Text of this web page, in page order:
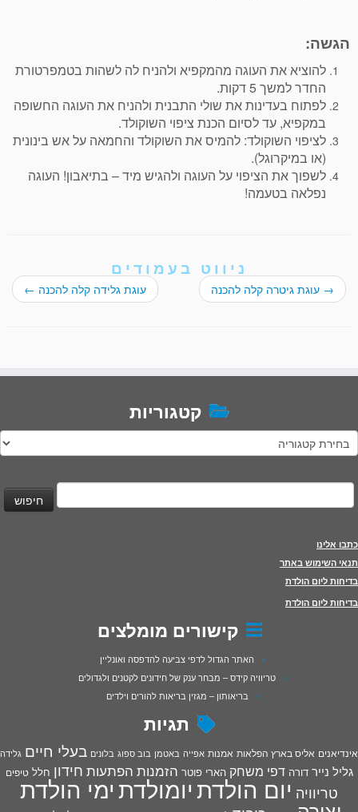
הגשה:
להוציא את העוגה מהמקפיא ולהניח לה לשהות בטמפרטורת
החדר למשך 5 דקות.
לפתוח בעדינות את שולי התבנית ולהניח את העוגה החשופה
במקפיא, עד לסיום הכנת ציפוי השוקולד.
לציפוי השוקולד: להמיס את השוקולד והחמאה על אש בינונית
(או במיקרוגל).
לשפוך את הציפוי על העוגה ולהגיש מיד – בתיאבון! העוגה
נפלאה בטעמה!
ניווט בעמודים
→ עוגת גיטרה קלה להכנה עוגת גלידה קלה להכנה ←
קטגוריות
קטגוריות
כתבו אלינו
תנאי השימוש באתר
בדיחות ליום הולדת
בדיחות ליום הולדת
קישורים מומלצים
האתר הגדול לדפי צביעה להדפסה ואונליין
טריוויה קידס – מבחר ענק של חידונים לקטנים ולגדולים
בריאותון – מגזין בריאות להורים וילדים
תגיות
אינדיאנים אליס בארץ הפלאות אמנות אפייה באטמן בוב ספוג בלונים בעלי חיים גלידה
גליל נייר דורה דפי משחק הארי פוטר הזמנות הפתעות חידון חלל טיפים
טריוויה יום הולדתיומולדתימי הולדת